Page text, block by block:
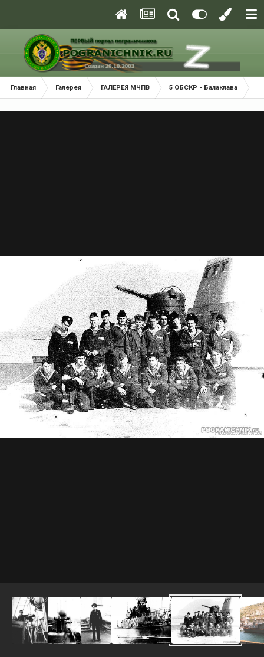
Главная Галерея ГАЛЕРЕЯ МЧПВ 5 ОБСКР - Балаклава